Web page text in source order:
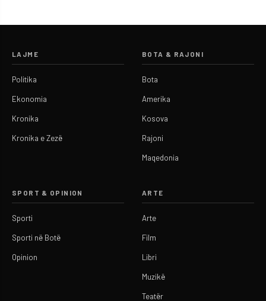
LAJME
Politika
Ekonomia
Kronika
Kronika e Zezë
BOTA & RAJONI
Bota
Amerika
Kosova
Rajoni
Maqedonia
SPORT & OPINION
Sporti
Sporti në Botë
Opinion
ARTE
Arte
Film
Libri
Muzikë
Teatër